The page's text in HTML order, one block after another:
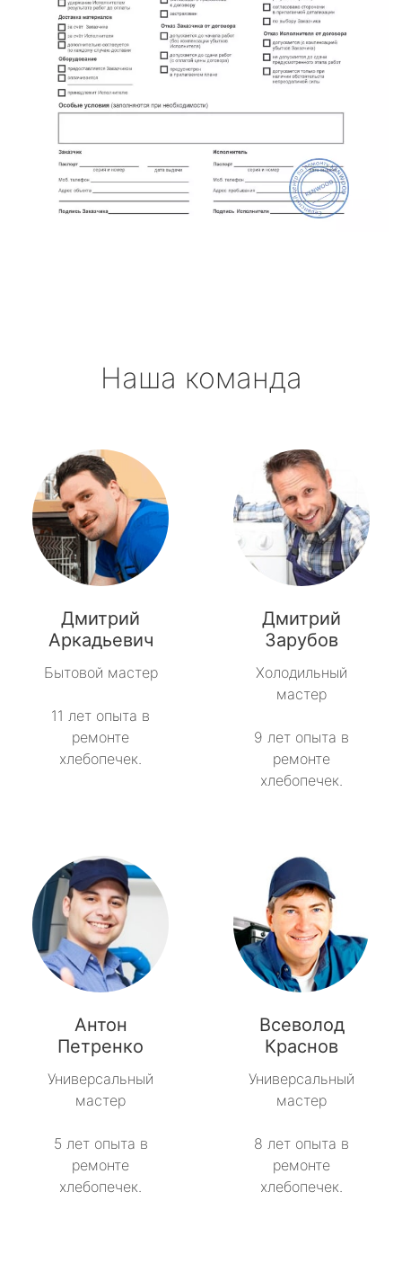
Наша команда
Дмитрий
Аркадьевич
Бытовой мастер
11 лет опыта в
ремонте
хлебопечек.
Дмитрий
Зарубов
Холодильный
мастер
9 лет опыта в
ремонте
хлебопечек.
Антон
Петренко
Универсальный
мастер
5 лет опыта в
ремонте
хлебопечек.
Всеволод
Краснов
Универсальный
мастер
8 лет опыта в
ремонте
хлебопечек.